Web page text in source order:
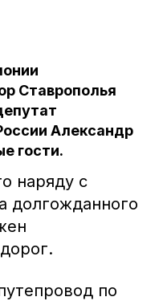
Ставрополья
Александр
гости.
наряду с
долгожданного
по